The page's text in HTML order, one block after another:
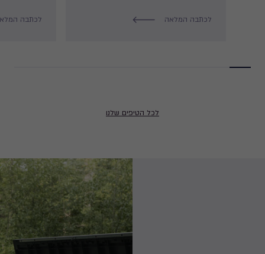
לכתבה המלאה לכתבה
לכל הטיפים שלנו